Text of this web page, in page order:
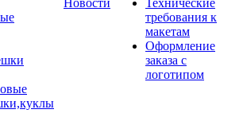
Новости
Технические
требования к
макетам
Оформление
заказа с
логотипом